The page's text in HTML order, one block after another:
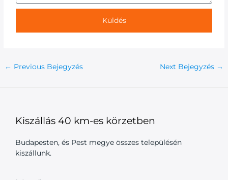
Küldés
← Previous Bejegyzés Next Bejegyzés →
Kiszállás 40 km-es körzetben
Budapesten, és Pest megye összes településén
kiszállunk.